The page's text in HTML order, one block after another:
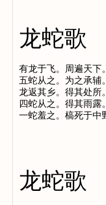
龙蛇歌
有龙于飞。周遍天下。
五蛇从之。为之承辅。
龙返其乡。得其处所。
四蛇从之。得其雨露。
龙蛇歌